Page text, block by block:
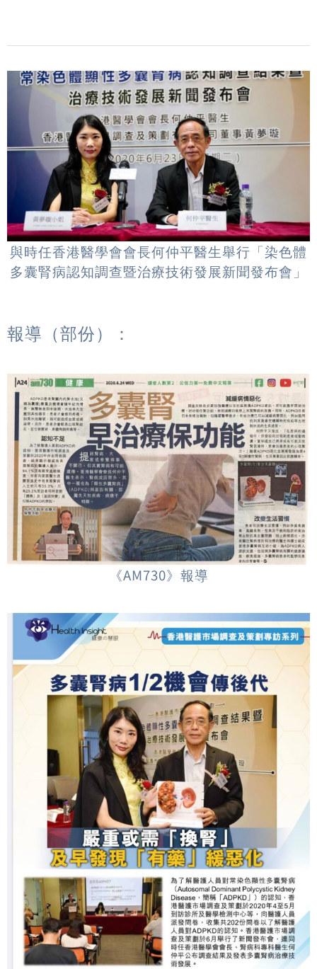
與時任香港醫學會會長何仲平醫生舉行「染色體
多囊腎病認知調查暨治療技術發展新聞發布會」
報導（部份）：
《AM730》報導